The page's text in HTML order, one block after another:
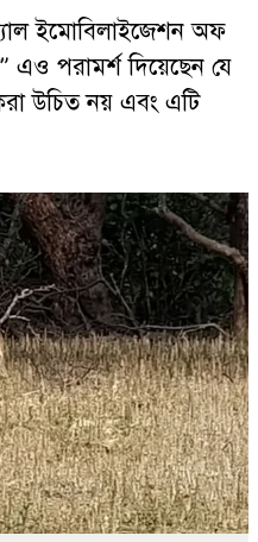
ইমোবিলাইজেশন অফ
এও পরামর্শ দিয়েছেন যে
উচিত নয় এবং এটি